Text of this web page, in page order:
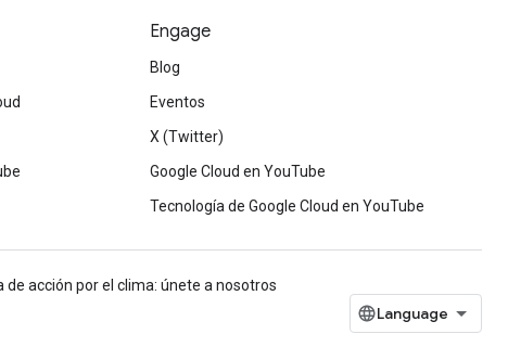
Engage
Blog
Eventos
X (Twitter)
Google Cloud en YouTube
Tecnología de Google Cloud en YouTube
de acción por el clima: únete a nosotros